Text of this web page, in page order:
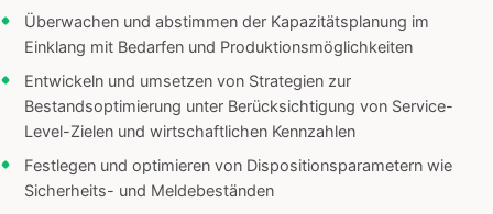
Überwachen und abstimmen der Kapazitätsplanung im
Einklang mit Bedarfen und Produktionsmöglichkeiten
Entwickeln und umsetzen von Strategien zur
Bestandsoptimierung unter Berücksichtigung von Service-
Level-Zielen und wirtschaftlichen Kennzahlen
Festlegen und optimieren von Dispositionsparametern wie
Sicherheits- und Meldebeständen